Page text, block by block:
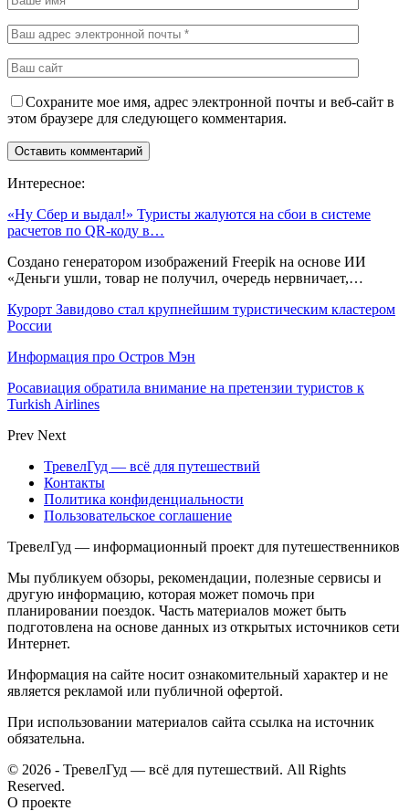
Сохраните мое имя, адрес электронной почты и веб-сайт в
этом браузере для следующего комментария.
Интересное:
«Ну Сбер и выдал!» Туристы жалуются на сбои в системе
расчетов по QR-коду в…
Создано генератором изображений Freepik на основе ИИ
«Деньги ушли, товар не получил, очередь нервничает,…
Курорт Завидово стал крупнейшим туристическим кластером
России
Информация про Остров Мэн
Росавиация обратила внимание на претензии туристов к
Turkish Airlines
Prev Next
ТревелГуд — всё для путешествий
Контакты
Политика конфиденциальности
Пользовательское соглашение
ТревелГуд — информационный проект для путешественников
Мы публикуем обзоры, рекомендации, полезные сервисы и
другую информацию, которая может помочь при
планировании поездок. Часть материалов может быть
подготовлена на основе данных из открытых источников сети
Интернет.
Информация на сайте носит ознакомительный характер и не
является рекламой или публичной офертой.
При использовании материалов сайта ссылка на источник
обязательна.
© 2026 - ТревелГуд — всё для путешествий. All Rights
Reserved.
О проекте